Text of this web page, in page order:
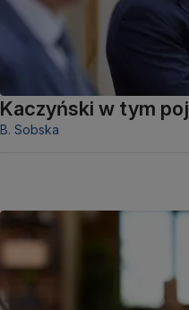
Kaczyński w tym
B. Sobska